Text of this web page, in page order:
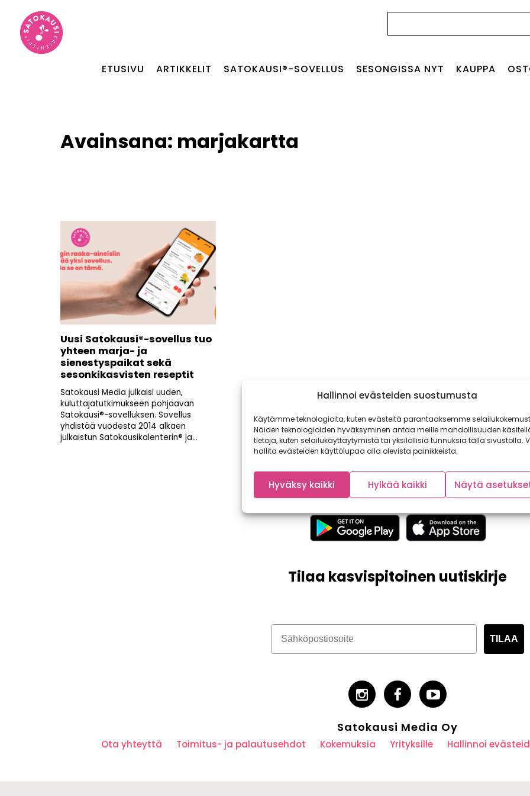
Hallinnoi evästeiden suostumusta
Käytämme teknologioita, kuten evästeitä parantaaksemme
Näiden teknologioiden hyväksyminen antaa meille mahdollisuuden
tietoja, kuten selailukäyttäytymistä tai yksilöllisiä tunnuksia tällä sivustolla.
hallita evästeiden käyttölupaa alla olevista painikkeista.
Hyväksy kaikki Hylkää kaikki Näytä
ETUSIVU ARTIKKELIT SATOKAUSI®-SOVELLUS SESONGISSA NYT KAUPPA
Avainsana: marjakartta
Uusi Satokausi®-sovellus tuo
yhteen marja- ja
sienestyspaikat sekä
sesonkikasvisten reseptit
Satokausi Media julkaisi uuden,
kuluttajatutkimukseen pohjaavan
Satokausi®-sovelluksen. Sovellus
yhdistää vuodesta 2014 alkaen
julkaistun Satokausikalenterin® ja...
Tilaa kasvispitoinen uutiskirje
TILAA
Satokausi Media Oy
Ota yhteyttä Toimitus- ja palautusehdot Kokemuksia Yrityksille Hallinnoi